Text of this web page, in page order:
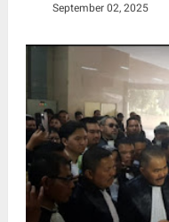
September 02, 2025